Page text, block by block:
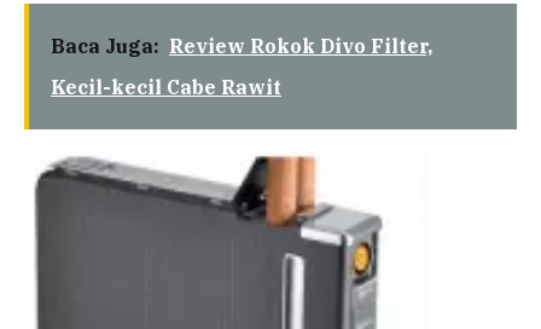
Baca Juga: Review Rokok Divo Filter,
Kecil-kecil Cabe Rawit